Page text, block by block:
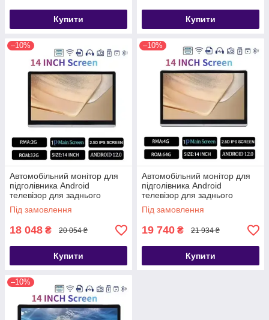
Купити Купити
–10%
Автомобільний монітор для
підголівника Android
телевізор для заднього
сидіння, WiFi BT CarPlay
2+32 4 core 14"
Під замовлення
18 048 ₴ 20 054 ₴
Купити
–10%
Автомобільний монітор для
підголівника Android
телевізор для заднього
сидіння, WiFi BT CarPlay
4+64 8core 14"
Під замовлення
19 740 ₴ 21 934 ₴
Купити
–10%